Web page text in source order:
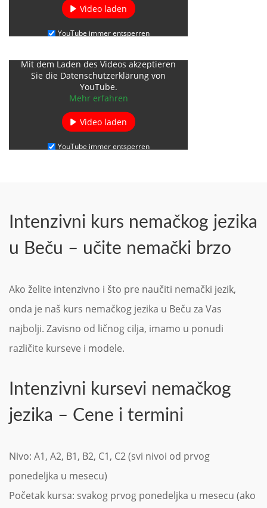
Video laden
YouTube immer entsperren
Mit dem Laden des Videos akzeptieren
Sie die Datenschutzerklärung von
YouTube.
Mehr erfahren
Video laden
YouTube immer entsperren
Intenzivni kurs nemačkog jezika
u Beču – učite nemački brzo
Ako želite intenzivno i što pre naučiti nemački jezik,
onda je naš kurs nemačkog jezika u Beču za Vas
najbolji. Zavisno od ličnog cilja, imamo u ponudi
različite kurseve i modele.
Intenzivni kursevi nemačkog
jezika – Cene i termini
Nivo: A1, A2, B1, B2, C1, C2 (svi nivoi od prvog
ponedeljka u mesecu)
Početak kursa: svakog prvog ponedeljka u mesecu (ako